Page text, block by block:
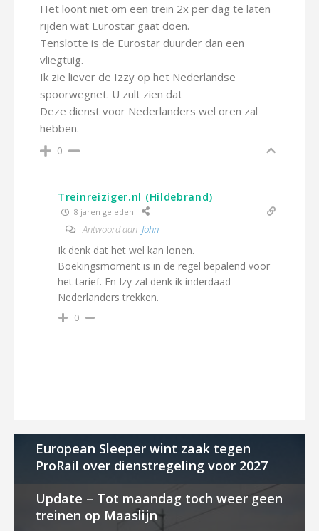
Het loont niet om een trein 2x per dag te laten
rijden wat Eurostar gaat doen.
Tenslotte is de Eurostar duurder dan een
vliegtuig.
Ik zie liever de Izzy op het Nederlandse
spoorwegnet. U zult zien dat
Deze dienst voor Nederlanders wel oren zal
hebben.
0
Treinreiziger.nl (Hildebrand)
8 jaren geleden
Antwoord aan John
Ik denk dat het wel kan lonen.
Boekingsmoment is in de regel bepalend voor
het tarief. En Izy zal denk ik inderdaad
Nederlanders trekken.
0
European Sleeper wint zaak tegen
ProRail over dienstregeling voor 2027
Update – Tot maandag toch weer geen
treinen op Maaslijn